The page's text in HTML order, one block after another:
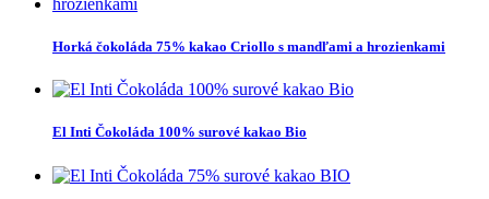
Horká čokoláda 75% kakao Criollo s mandľami a hrozienkami
El Inti Čokoláda 100% surové kakao Bio